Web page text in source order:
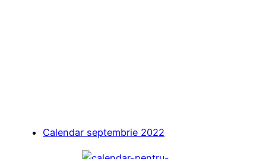
Calendar septembrie 2022